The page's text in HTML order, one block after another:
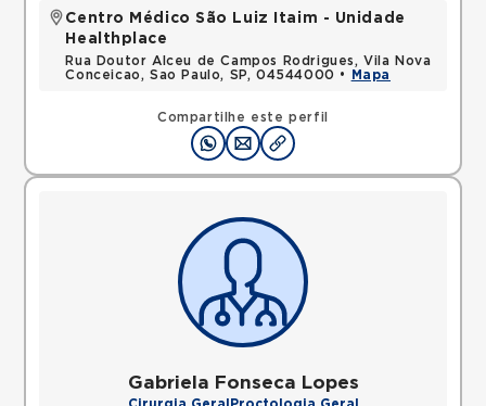
Compartilhe este perfil
Centro Médico São Luiz Itaim - Unidade
Healthplace
Rua Doutor Alceu de Campos Rodrigues, Vila Nova
Conceicao, Sao Paulo, SP, 04544000 •
Mapa
Gabriela Fonseca Lopes